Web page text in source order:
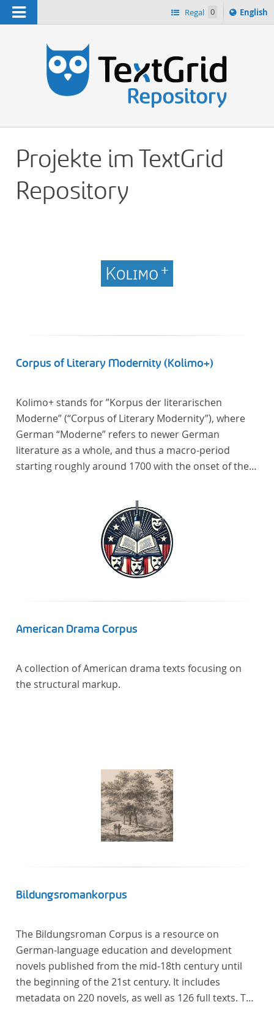
Navigation Regal 0
Switch
English
Projekte im TextGrid
Repository
Corpus of Literary Modernity (Kolimo+)
Kolimo+ stands for ”Korpus der literarischen
Moderne” (“Corpus of Literary Modernity”), where
German “Moderne” refers to newer German
literature as a whole, and thus a macro-period
starting roughly around 1700 with the onset of the
a collection of German-language prose texts from
around 1650-1930 with a focus on the middle of the
19th century and fictional texts. Its main application
is for quantitative research in literary studies and
American Drama Corpus
A collection of American drama texts focusing on
the structural markup.
Bildungsromankorpus
The Bildungsroman Corpus is a resource on
German-language education and development
novels published from the mid-18th century until
the beginning of the 21st century. It includes
metadata on 220 novels, as well as 126 full texts. The